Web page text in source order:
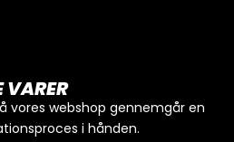
vores webshop gennemgår en
i hånden.